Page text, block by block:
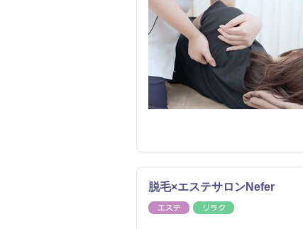
脱毛×エステサロンNefer
エステ